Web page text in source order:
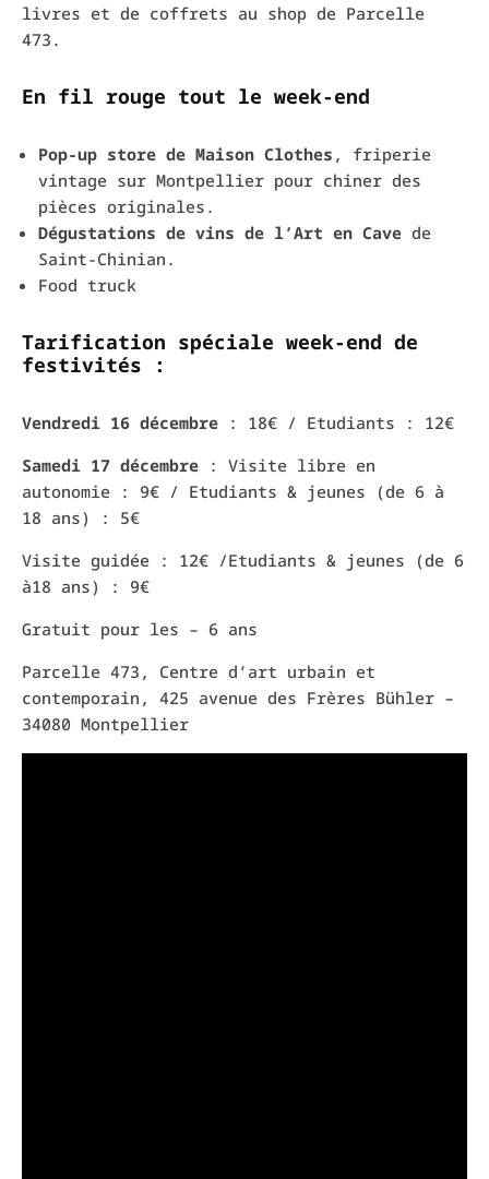
livres et de coffrets au shop de Parcelle
473.
En fil rouge tout le week-end
Pop-up store de Maison Clothes , friperie
vintage sur Montpellier pour chiner des
pièces originales.
Dégustations de vins de l’Art en Cave de
Saint-Chinian.
Food truck
Tarification spéciale week-end de
festivités :
Vendredi 16 décembre : 18€ / Etudiants : 12€
Samedi 17 décembre : Visite libre en
autonomie : 9€ / Etudiants & jeunes (de 6 à
18 ans) : 5€
Visite guidée : 12€ /Etudiants & jeunes (de 6
à18 ans) : 9€
Gratuit pour les – 6 ans
Parcelle 473, Centre d’art urbain et
contemporain, 425 avenue des Frères Bühler –
34080 Montpellier